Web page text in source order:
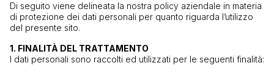
Di seguito viene delineata la nostra policy aziendale in materia
di protezione dei dati personali per quanto riguarda l’utilizzo
del presente sito.
1. FINALITÀ DEL TRATTAMENTO
I dati personali sono raccolti ed utilizzati per le seguenti finalità: